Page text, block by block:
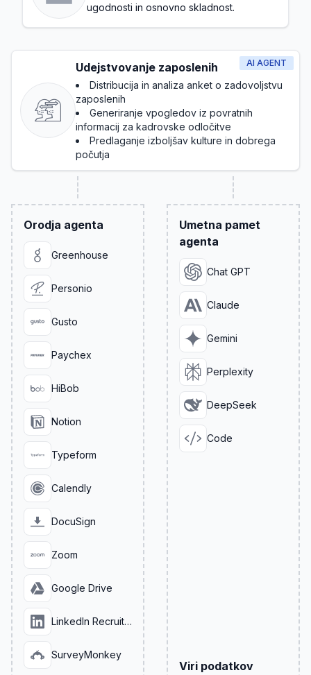
ugodnosti in osnovno skladnost.
AI AGENT
Udejstvovanje zaposlenih
Distribucija in analiza anket o zadovoljstvu
zaposlenih
Generiranje vpogledov iz povratnih
informacij za kadrovske odločitve
Predlaganje izboljšav kulture in dobrega
počutja
Orodja agenta
Greenhouse
Personio
Gusto
Paychex
HiBob
Notion
Typeform
Calendly
DocuSign
Zoom
Google Drive
LinkedIn Recruiter
SurveyMonkey
Umetna pamet
agenta
Chat GPT
Claude
Gemini
Perplexity
DeepSeek
Code
Viri podatkov